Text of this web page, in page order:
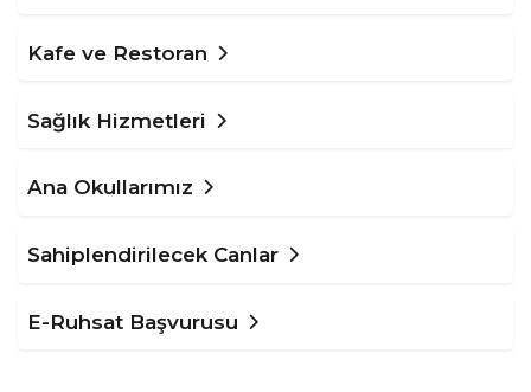
Kafe ve Restoran
Sağlık Hizmetleri
Ana Okullarımız
Sahiplendirilecek Canlar
E-Ruhsat Başvurusu